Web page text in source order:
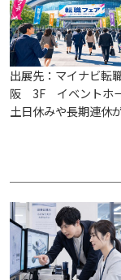
出展先：マイナビ転
阪 3F イベントホー
土日休みや長期連休